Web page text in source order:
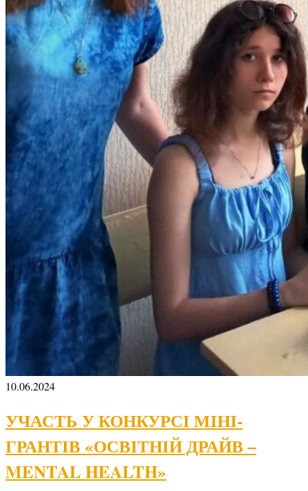
10.06.2024
УЧАСТЬ У КОНКУРСІ МІНІ-
ГРАНТІВ «ОСВІТНІЙ ДРАЙВ –
MENTAL HEALTH»